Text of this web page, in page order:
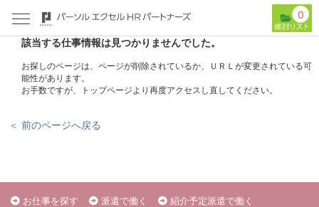
0
該当する仕事情報は見つかりませんでした。
お探しのページは、ページが削除されているか、ＵＲＬが変更されている可
能性があります。
お手数ですが、トップページより再度アクセスし直してください。
＜ 前のページへ戻る
お仕事を探す 派遣で働く
紹介予定派遣で働く